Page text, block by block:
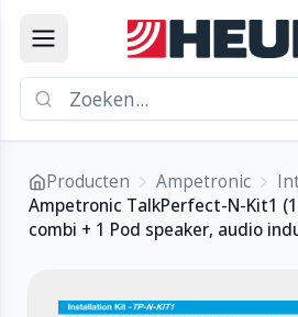
Producten Ampetronic
Ampetronic TalkPerfect-N-Kit1
combi + 1 Pod speaker, audio